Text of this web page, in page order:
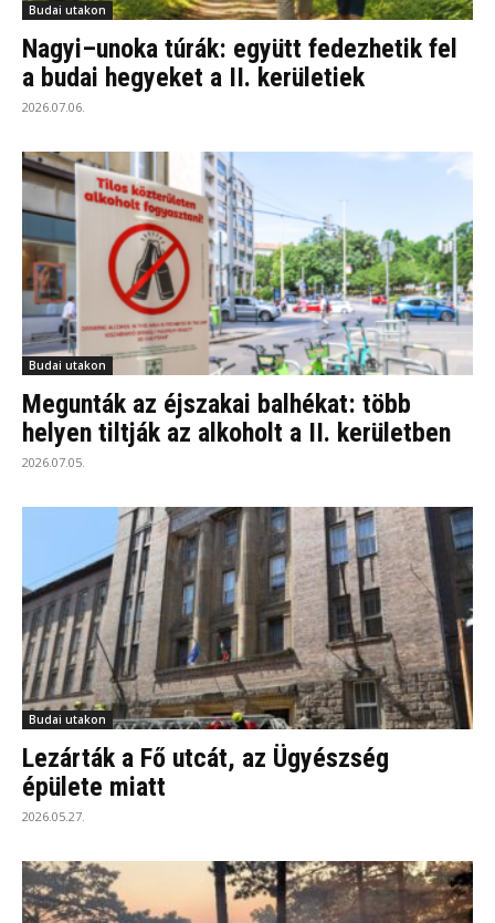
Budai utakon
Nagyi–unoka túrák: együtt fedezhetik fel
a budai hegyeket a II. kerületiek
2026.07.06.
Budai utakon
Megunták az éjszakai balhékat: több
helyen tiltják az alkoholt a II. kerületben
2026.07.05.
Budai utakon
Lezárták a Fő utcát, az Ügyészség
épülete miatt
2026.05.27.